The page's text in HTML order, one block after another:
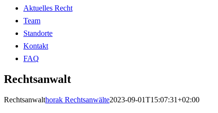
Aktuelles Recht
Team
Standorte
Kontakt
FAQ
Rechtsanwalt
Rechtsanwalthorak Rechtsanwälte2023-09-01T15:07:31+02:00